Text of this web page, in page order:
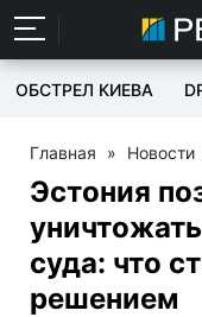
ОБСТРЕЛ КИЕВА
Главная » Новости
Эстония
суда: что
решением